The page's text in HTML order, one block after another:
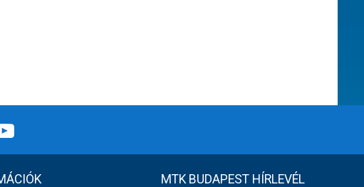
MTK BUDAPEST HÍRLEVÉL